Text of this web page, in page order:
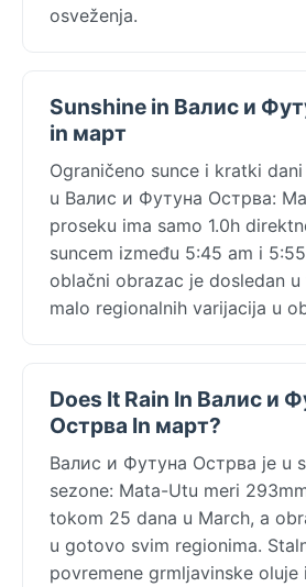
osveženja.
Sunshine in Валис и
in март
Ograničeno sunce i kratki
u Валис и Футуна Острва:
proseku ima samo 1.0h
suncem između 5:45 am i
oblačni obrazac je dosledan u
malo regionalnih varijacija u
Does It Rain In Валис и
Острва In март?
Валис и Футуна Острва je u
sezone: Mata-Utu meri
tokom 25 dana u March, a
u gotovo svim regionima.
povremene grmljavinske oluje